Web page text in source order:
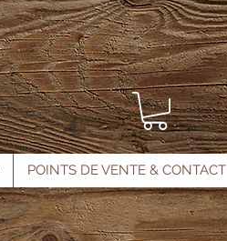
POINTS DE VENTE & CONTACT